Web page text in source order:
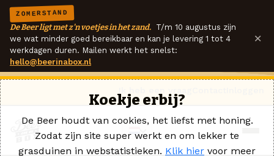
ZOMERSTAND
De Beer ligt met z'n voetjes in het zand. T/m 10 augustus zijn
we wat minder goed bereikbaar en kan je levering 1 tot 4
werkdagen duren. Mailen werkt het snelst:
hello@beerinabox.nl
×
Koekje erbij?
De Beer houdt van cookies, het liefst met honing.
Zodat zijn site super werkt en om lekker te
grasduinen in webstatistieken. Klik hier voor meer